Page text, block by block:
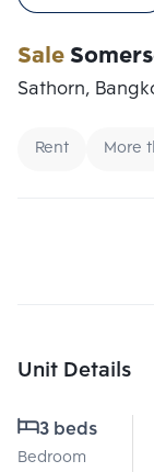
Sale
Sathorn,
Rent More
Unit Details
3 beds
Bedroom